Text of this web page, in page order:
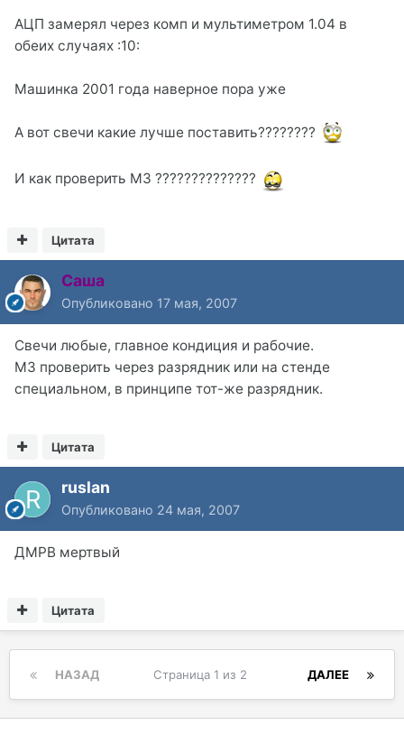
АЦП замерял через комп и мультиметром 1.04 в
обеих случаях :10:
Машинка 2001 года наверное пора уже
А вот свечи какие лучше поставить????????
И как проверить МЗ ??????????????
Цитата
Саша
Опубликовано 17 мая, 2007
Свечи любые, главное кондиция и рабочие.
МЗ проверить через разрядник или на стенде
специальном, в принципе тот-же разрядник.
Цитата
ruslan
Опубликовано 24 мая, 2007
ДМРВ мертвый
Цитата
НАЗАД ДАЛЕЕ
Страница 1 из 2